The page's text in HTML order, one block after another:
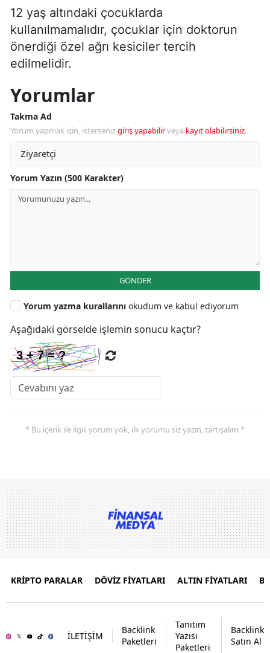
12 yaş altındaki çocuklarda
kullanılmamalıdır, çocuklar için doktorun
önerdiği özel ağrı kesiciler tercih
edilmelidir.
Yorumlar
Takma Ad
Yorum yapmak için, istersenizgiriş yapabilirveya kayıt olabilirsiniz.
Yorum Yazın (500 Karakter)
GÖNDER
Yorum yazma kurallarını okudum ve kabul ediyorum
Aşağıdaki görselde işlemin sonucu kaçtır?
* Bu içerik ile ilgili yorum yok, ilk yorumu siz yazın, tartışalım *
KRİPTO PARALAR DÖVİZ FİYATLARI ALTIN FİYATLARI
İLETİŞİM
Backlink
Paketleri
Tanıtım
Yazısı
Paketleri
Backlink
Satın Al